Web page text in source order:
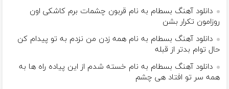
دانلود آهنگ بسطام به نام قربون چشمات برم کاشکی اون
روزامون تکرار بشن
دانلود آهنگ بسطام به نام همه زدن من نزدم به تو پیدام کن
حال توام بدتر از قبله
دانلود آهنگ بسطام به نام خسته شدم از این پیاده راه ها به
همه سر تو افتاد هی چشم